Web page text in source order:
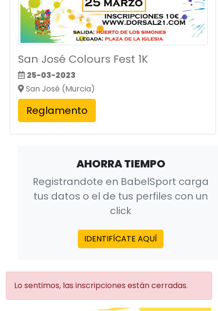
San José Colours Fest 1K
25-03-2023
San José (Murcia)
Reglamento
AHORRA TIEMPO
Registrandote en BabelSport carga
tus datos o el de tus perfiles con un
click
IDENTIFÍCATE AQUÍ
Lo sentimos, las inscripciones están cerradas.